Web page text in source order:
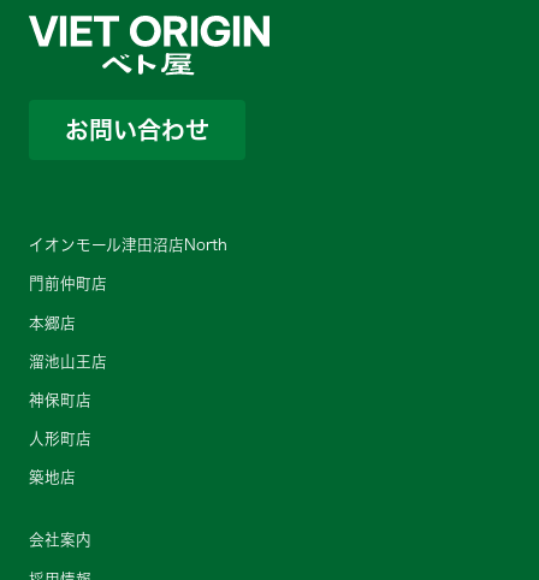
お問い合わせ
イオンモール津田沼店North
門前仲町店
本郷店
溜池山王店
神保町店
人形町店
築地店
会社案内